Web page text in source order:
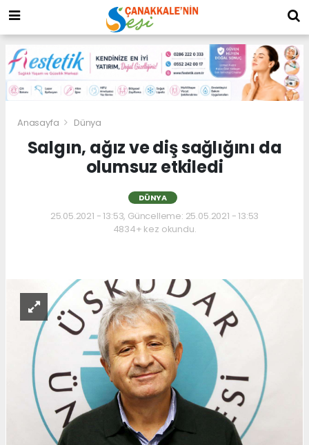
Anasayfa Dünya
Salgın, ağız ve diş sağlığını da
olumsuz etkiledi
DÜNYA
25.05.2021 - 13:53, Güncelleme: 25.05.2021 - 13:53
4834+ kez okundu.